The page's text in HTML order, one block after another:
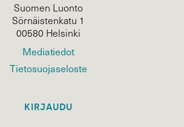
Suomen Luonto
Sörnäistenkatu 1
00580 Helsinki
Mediatiedot
Tietosuojaseloste
KIRJAUDU